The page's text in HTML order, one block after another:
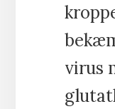
virus